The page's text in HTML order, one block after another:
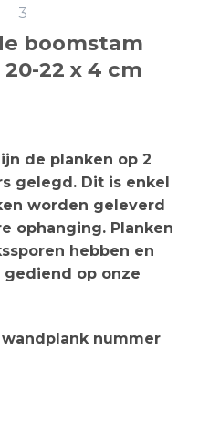
boomstam
22 x 4 cm
de planken op 2
gelegd. Dit is enkel
worden geleverd
ophanging. Planken
hebben en
gediend op onze
nummer